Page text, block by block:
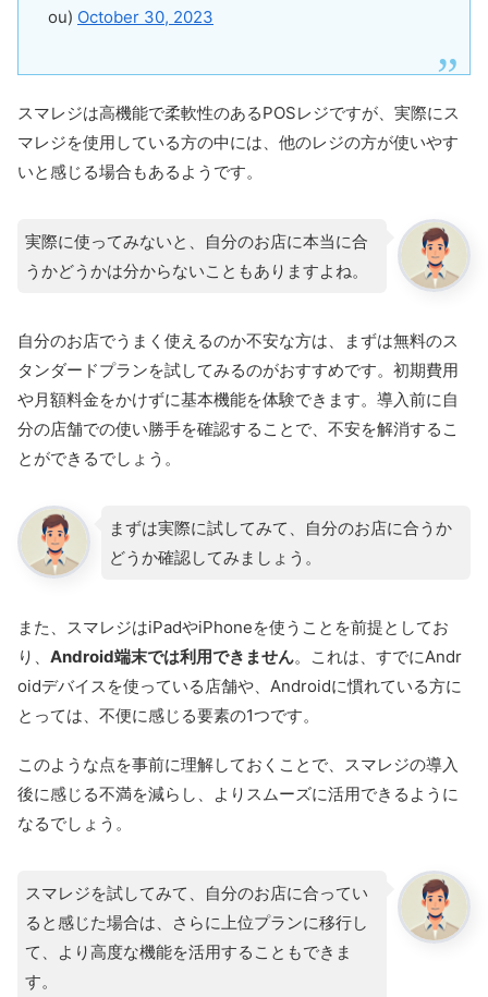
ou) October 30, 2023
スマレジは高機能で柔軟性のあるPOSレジですが、実際にス
マレジを使用している方の中には、他のレジの方が使いやす
いと感じる場合もあるようです。
実際に使ってみないと、自分のお店に本当に合
うかどうかは分からないこともありますよね。
自分のお店でうまく使えるのか不安な方は、まずは無料のス
タンダードプランを試してみるのがおすすめです。初期費用
や月額料金をかけずに基本機能を体験できます。導入前に自
分の店舗での使い勝手を確認することで、不安を解消するこ
とができるでしょう。
まずは実際に試してみて、自分のお店に合うか
どうか確認してみましょう。
また、スマレジはiPadやiPhoneを使うことを前提としてお
り、 Android端末では利用できません。これは、すでにAndr
oidデバイスを使っている店舗や、Androidに慣れている方に
とっては、不便に感じる要素の1つです。
このような点を事前に理解しておくことで、スマレジの導入
後に感じる不満を減らし、よりスムーズに活用できるように
なるでしょう。
スマレジを試してみて、自分のお店に合ってい
ると感じた場合は、さらに上位プランに移行し
て、より高度な機能を活用することもできま
す。